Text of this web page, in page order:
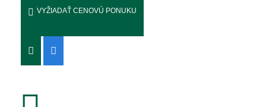
VYŽIADAŤ CENOVÚ PONUKU